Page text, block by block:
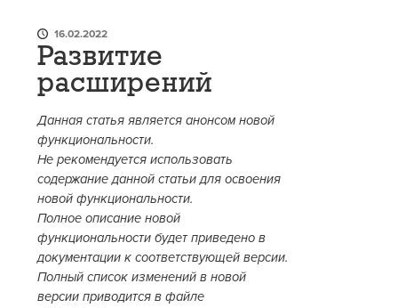
16.02.2022
Развитие
расширений
Данная статья является анонсом новой
функциональности.
Не рекомендуется использовать
содержание данной статьи для освоения
новой функциональности.
Полное описание новой
функциональности будет приведено в
документации к соответствующей версии.
Полный список изменений в новой
версии приводится в файле